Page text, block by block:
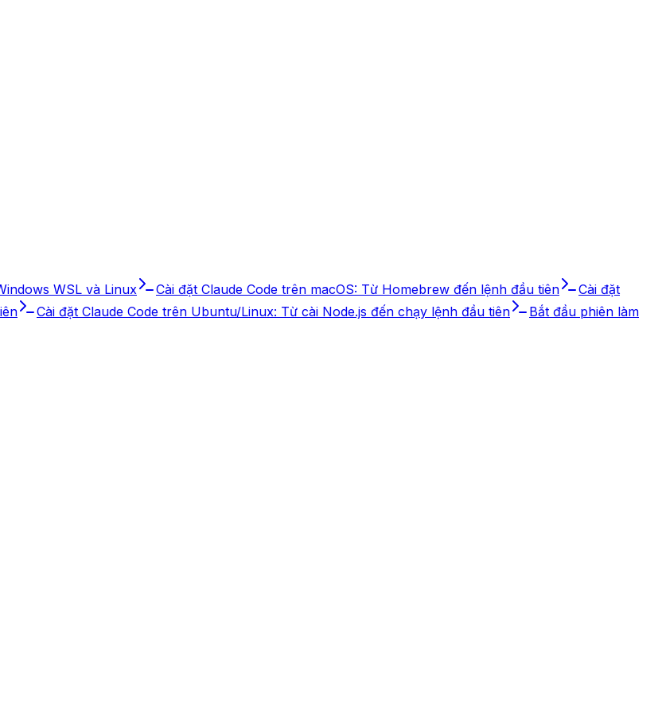
WSL và Linux Cài đặt Claude Code trên macOS: Từ Homebrew đến lệnh đầu tiên
Cài đặt
Cài đặt Claude Code trên Ubuntu/Linux: Từ cài Node.js đến chạy lệnh đầu tiên
Bắt đầu phiên làm